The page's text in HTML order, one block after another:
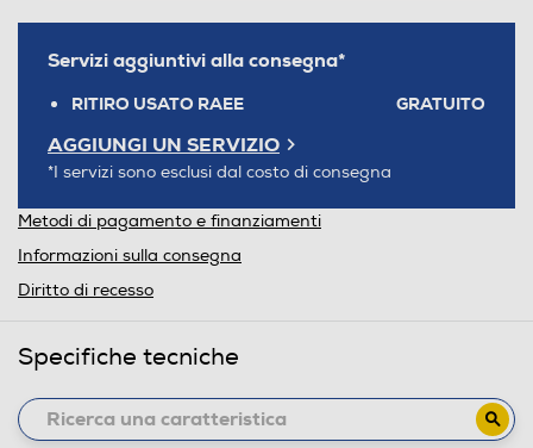
Servizi aggiuntivi alla consegna*
RITIRO USATO RAEE GRATUITO
AGGIUNGI UN SERVIZIO
*I servizi sono esclusi dal costo di consegna
Metodi di pagamento e finanziamenti
Informazioni sulla consegna
Diritto di recesso
Specifiche tecniche